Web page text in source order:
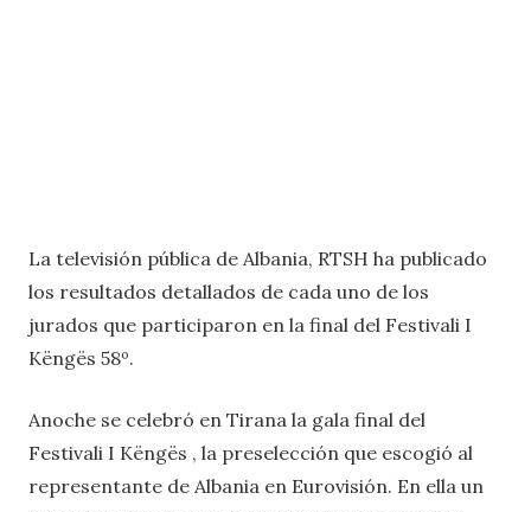
La televisión pública de Albania, RTSH ha publicado
los resultados detallados de cada uno de los
jurados que participaron en la final del Festivali I
Këngës 58º.
Anoche se celebró en Tirana la gala final del
Festivali I Këngës , la preselección que escogió al
representante de Albania en Eurovisión. En ella un